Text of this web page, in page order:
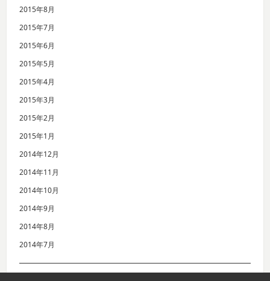
2015年8月
2015年7月
2015年6月
2015年5月
2015年4月
2015年3月
2015年2月
2015年1月
2014年12月
2014年11月
2014年10月
2014年9月
2014年8月
2014年7月